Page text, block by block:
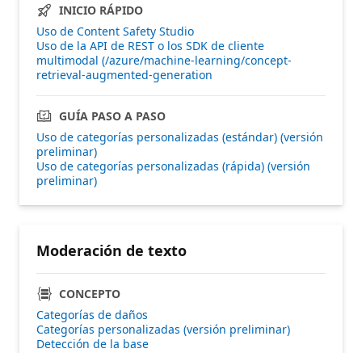
INICIO RÁPIDO
Uso de Content Safety Studio
Uso de la API de REST o los SDK de cliente
multimodal (/azure/machine-learning/concept-
retrieval-augmented-generation
GUÍA PASO A PASO
Uso de categorías personalizadas (estándar) (versión
preliminar)
Uso de categorías personalizadas (rápida) (versión
preliminar)
Moderación de texto
CONCEPTO
Categorías de daños
Categorías personalizadas (versión preliminar)
Detección de la base